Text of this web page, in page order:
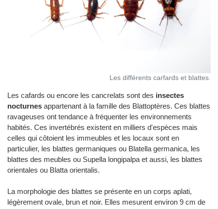
Les différents carfards et blattes.
Les cafards ou encore les cancrelats sont des insectes
nocturnes appartenant à la famille des Blattoptères. Ces blattes
ravageuses ont tendance à fréquenter les environnements
habités. Ces invertébrés existent en milliers d'espèces mais
celles qui côtoient les immeubles et les locaux sont en
particulier, les blattes germaniques ou Blatella germanica, les
blattes des meubles ou Supella longipalpa et aussi, les blattes
orientales ou Blatta orientalis.
La morphologie des blattes se présente en un corps aplati,
légèrement ovale, brun et noir. Elles mesurent environ 9 cm de